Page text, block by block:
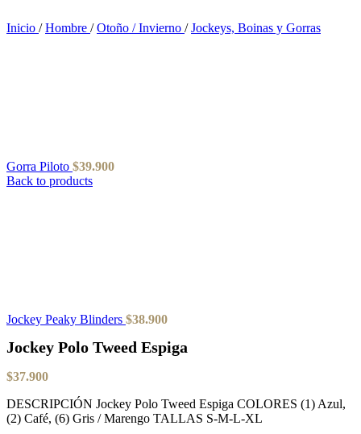
Inicio / Hombre / Otoño / Invierno / Jockeys, Boinas y Gorras
Gorra Piloto $39.900
Back to products
Jockey Peaky Blinders $38.900
Jockey Polo Tweed Espiga
$37.900
DESCRIPCIÓN Jockey Polo Tweed Espiga COLORES (1) Azul,
(2) Café, (6) Gris / Marengo TALLAS S-M-L-XL